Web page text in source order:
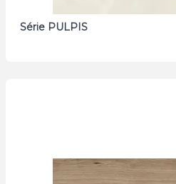
Série PULPIS